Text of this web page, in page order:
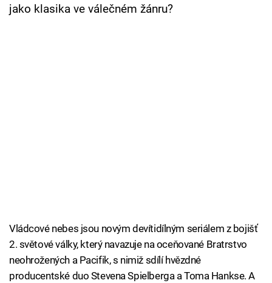
jako klasika ve válečném žánru?
Vládcové nebes jsou novým devítidílným seriálem z bojišť
2. světové války, který navazuje na oceňované Bratrstvo
neohrožených a Pacifik, s nimiž sdílí hvězdné
producentské duo Stevena Spielberga a Toma Hankse. A